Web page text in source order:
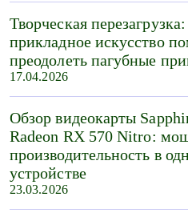
Творческая
прикладное искусство
преодолеть пагубные
17.04.2026
Обзор видеокарты
Radeon RX 570 Nitro:
производительность в
устройстве
23.03.2026